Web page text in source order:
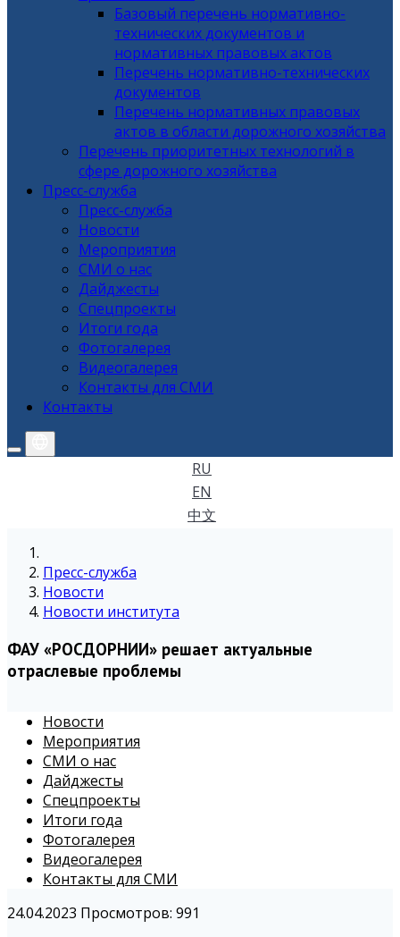
Базовый перечень нормативно-
технических документов и
нормативных правовых актов
Перечень нормативно-технических
документов
Перечень нормативных правовых
актов в области дорожного хозяйства
Перечень приоритетных технологий в
сфере дорожного хозяйства
Пресс-служба
Пресс-служба
Новости
Мероприятия
СМИ о нас
Дайджесты
Спецпроекты
Итоги года
Фотогалерея
Видеогалерея
Контакты для СМИ
Контакты
RU
EN
中文
Пресс-служба
Новости
Новости института
ФАУ «РОСДОРНИИ» решает актуальные
отраслевые проблемы
Новости
Мероприятия
СМИ о нас
Дайджесты
Спецпроекты
Итоги года
Фотогалерея
Видеогалерея
Контакты для СМИ
24.04.2023 Просмотров: 991